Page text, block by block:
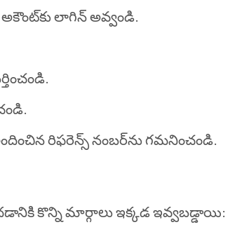
లాగిన్ అవ్వండి.
రిఫరెన్స్ నంబర్‌ను గమనించండి.
కొన్ని మార్గాలు ఇక్కడ ఇవ్వబడ్డాయి: